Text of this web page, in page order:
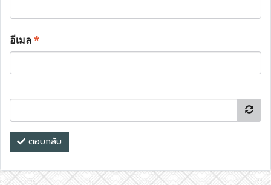
อีเมล*
ตอบกลับ